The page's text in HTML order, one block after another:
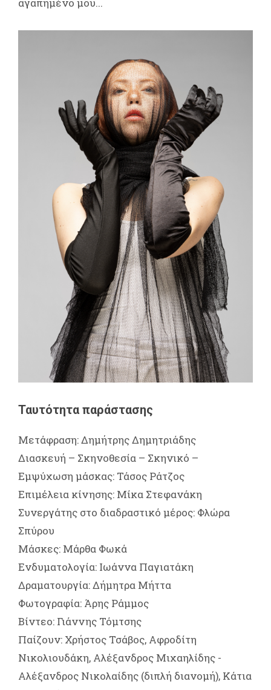
Ταυτότητα παράστασης
Μετάφραση: Δημήτρης Δημητριάδης
Διασκευή – Σκηνοθεσία – Σκηνικό –
Εμψύχωση μάσκας: Τάσος Ράτζος
Επιμέλεια κίνησης: Μίκα Στεφανάκη
Συνεργάτης στο διαδραστικό μέρος: Φλώρα
Σπύρου
Μάσκες: Μάρθα Φωκά
Ενδυματολογία: Ιωάννα Παγιατάκη
Δραματουργία: Δήμητρα Μήττα
Φωτογραφία: Άρης Ράμμος
Βίντεο: Γιάννης Τόμτσης
Παίζουν: Χρήστος Τσάβος, Αφροδίτη
Νικολιουδάκη, Αλέξανδρος Μιχαηλίδης -
Αλέξανδρος Νικολαίδης (διπλή διανομή), Κάτια